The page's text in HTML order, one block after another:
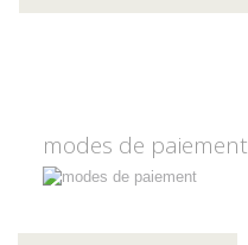
modes de paiement